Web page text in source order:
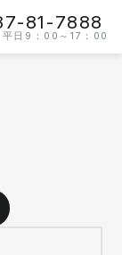
81-7888
日9：00～17：00